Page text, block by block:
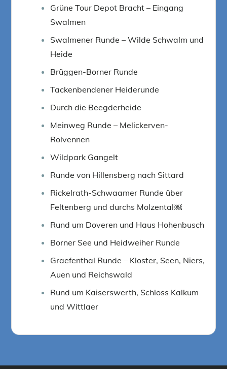
Grüne Tour Depot Bracht – Eingang
Swalmen
Swalmener Runde – Wilde Schwalm und
Heide
Brüggen-Borner Runde
Tackenbendener Heiderunde
Durch die Beegderheide
Meinweg Runde – Melickerven-
Rolvennen
Wildpark Gangelt
Runde von Hillensberg nach Sittard
Rickelrath-Schwaamer Runde über
Feltenberg und durchs Molzental￼
Rund um Doveren und Haus Hohenbusch
Borner See und Heidweiher Runde
Graefenthal Runde – Kloster, Seen, Niers,
Auen und Reichswald
Rund um Kaiserswerth, Schloss Kalkum
und Wittlaer